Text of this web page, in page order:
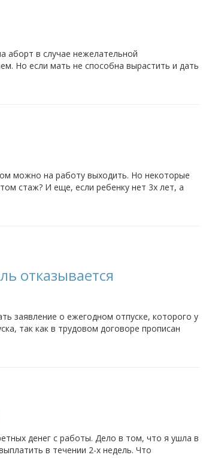
аборт в случае нежелательной
Но если мать не способна вырастить и дать
можно на работу выходить. Но некоторые
стаж? И еще, если ребенку нет 3х лет, а
отказывается
заявление о ежегодном отпуске, которого у
так как в трудовом договоре прописан
денег с работы. Дело в том, что я ушла в
в течении 2-х недель. Что